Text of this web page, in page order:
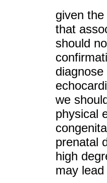
given
that
should
we
physical
prenatal
high
may